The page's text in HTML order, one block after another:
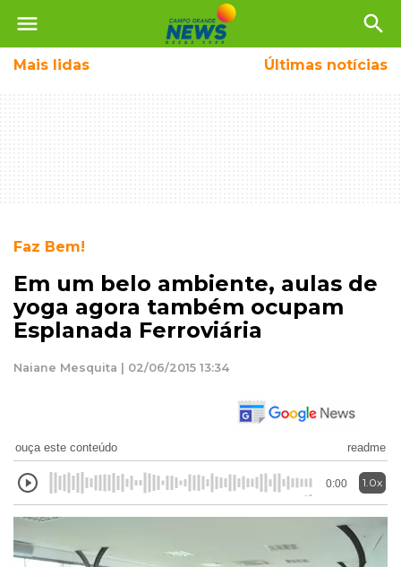
menu search
Mais lidas Últimas notícias
Faz Bem!
Em um belo ambiente, aulas de
yoga agora também ocupam
Esplanada Ferroviária
Naiane Mesquita | 02/06/2015 13:34
ouça este conteúdo readme
0:00 1.0x